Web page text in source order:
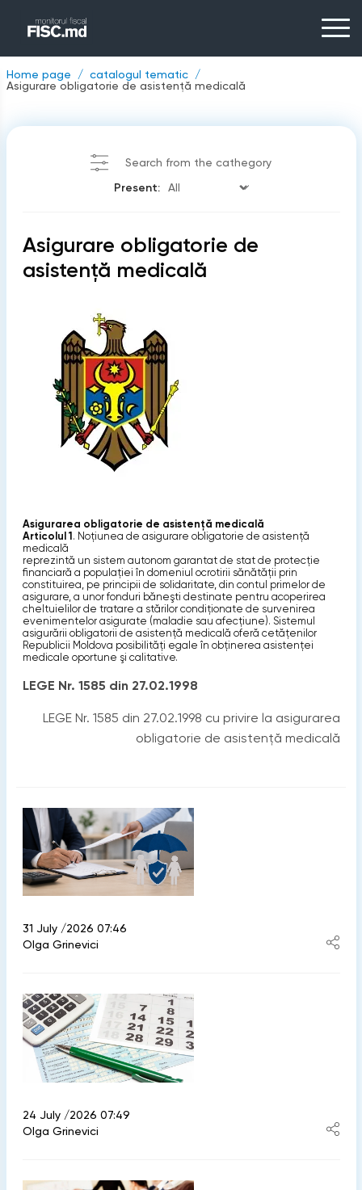
Home page
catalogul tematic
Asigurare obligatorie de asistenţă medicală
Search from the cathegory
Present:
Asigurare obligatorie de
asistenţă medicală
Asigurarea obligatorie de asistenţă medicală
Articolul 1 . Noţiunea de asigurare obligatorie de asistenţă
medicală
reprezintă un sistem autonom garantat de stat de protecţie
financiară a populaţiei în domeniul ocrotirii sănătăţii prin
constituirea, pe principii de solidaritate, din contul primelor de
asigurare, a unor fonduri băneşti destinate pentru acoperirea
cheltuielilor de tratare a stărilor condiţionate de survenirea
evenimentelor asigurate (maladie sau afecţiune). Sistemul
asigurării obligatorii de asistenţă medicală oferă cetăţenilor
Republicii Moldova posibilităţi egale în obţinerea asistenţei
medicale oportune şi calitative.
LEGE Nr. 1585 din 27.02.1998
LEGE Nr. 1585 din 27.02.1998 cu privire la asigurarea
obligatorie de asistenţă medicală
31 July /2026 07:46
Olga Grinevici
24 July /2026 07:49
Olga Grinevici